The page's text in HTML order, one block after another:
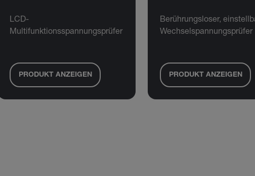
LCD-
Multifunktionsspannungsprüfer
PRODUKT ANZEIGEN
Berührungsloser,
Wechselspannungsprüfer
PRODUKT ANZEIGEN